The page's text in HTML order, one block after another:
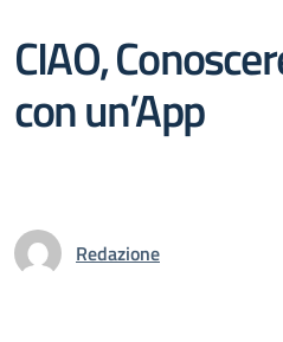
CIAO,
con un’App
Redazione